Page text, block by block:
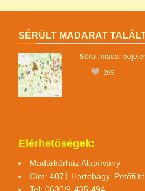
SÉRÜLT MADARAT
Sérült madár
295
Elérhetőségek:
Madárkórház Alapítvány
Cím: 4071 Hortobágy, Petőfi